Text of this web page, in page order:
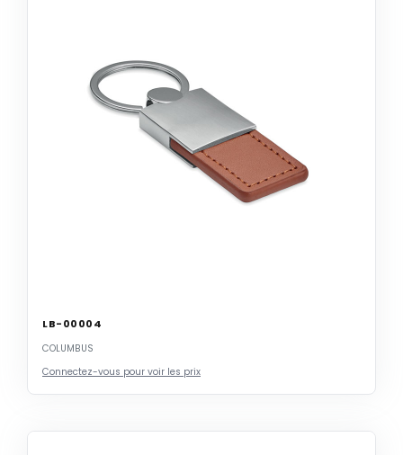
LB-00004
COLUMBUS
Connectez-vous pour voir les prix